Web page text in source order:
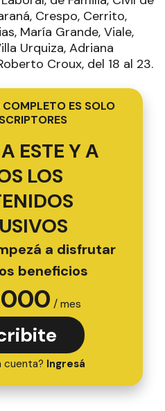
Crespo, Cerrito,
María Grande, Viale,
Urquiza, Adriana
Croux, del 18 al 23.
ES SOLO
ESTE Y A
LOS
a disfrutar
beneficios
/ mes
cuenta? Ingresá